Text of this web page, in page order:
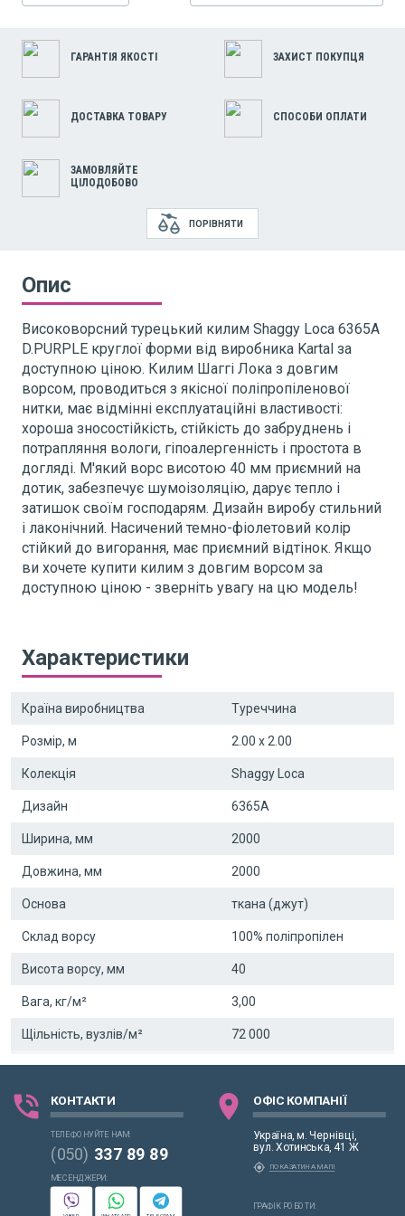
ГАРАНТІЯ ЯКОСТІ ЗАХИСТ ПОКУПЦЯ
ДОСТАВКА ТОВАРУ СПОСОБИ ОПЛАТИ
ЗАМОВЛЯЙТЕ
ЦІЛОДОБОВО
ПОРІВНЯТИ
Опис
Високоворсний турецький килим Shaggy Loca 6365A
D.PURPLE круглої форми від виробника Kartal за
доступною ціною. Килим Шаггі Лока з довгим
ворсом, проводиться з якісної поліпропіленової
нитки, має відмінні експлуатаційні властивості:
хороша зносостійкість, стійкість до забруднень і
потрапляння вологи, гіпоалергенність і простота в
догляді. М'який ворс висотою 40 мм приємний на
дотик, забезпечує шумоізоляцію, дарує тепло і
затишок своїм господарям. Дизайн виробу стильний
і лаконічний. Насичений темно-фіолетовий колір
стійкий до вигорання, має приємний відтінок. Якщо
ви хочете купити килим з довгим ворсом за
доступною ціною - зверніть увагу на цю модель!
Характеристики
Країна виробництва Туреччина
Розмір, м 2.00 x 2.00
Колекція Shaggy Loca
Дизайн 6365A
Ширина, мм 2000
Довжина, мм 2000
Основа ткана (джут)
Склад ворсу 100% поліпропілен
Висота ворсу, мм 40
Вага, кг/м² 3,00
Щільність, вузлів/м² 72 000
phone_in_talk КОНТАКТИ
ТЕЛЕФОНУЙТЕ НАМ:
(050) 337 89 89
МЕСЕНДЖЕРИ:
location_on ОФІС КОМПАНІЇ
Україна, м. Чернівці,
вул. Хотинська, 41 Ж
my_location ПОКАЗАТИ НА МАПІ
ГРАФІК РОБОТИ: